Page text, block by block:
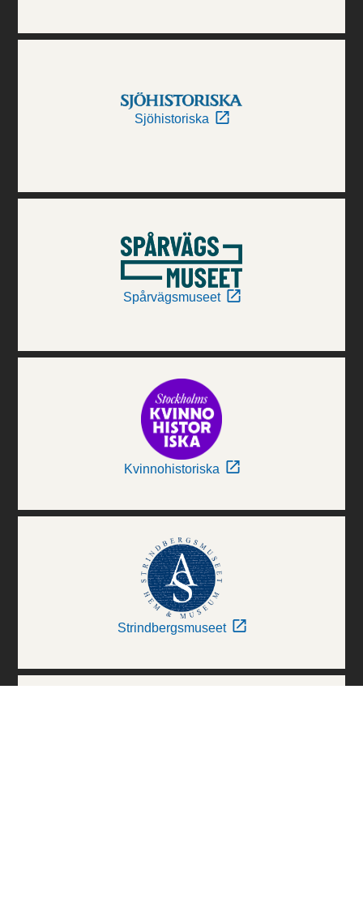
Sjöhistoriska
Spårvägsmuseet
Kvinnohistoriska
Strindbergsmuseet